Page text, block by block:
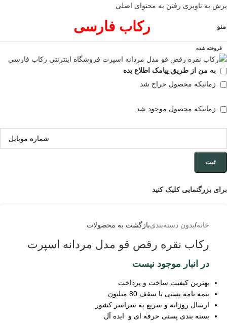
پرش به ناوبری رفتن به محتوای اصلی
منو رکاب فارسی
فروخته شده
به من از طریق پیامک اطلاع بده
زمانیکه محصول حراج شد
زمانیکه محصول موجود شد
ثبت
برای بزرگنمایی کلیک کنید
خانه/بدون دسته‌بندیبازگشت به محصولات
رکاب نقره رقص قو مدل مردانه اسپرت
در انبار موجود نیست
بهترین کیفیت ساخت و پرداخت
بیمه نامه پستی تا سقف 80 میلیون
ارسال روزانه و سریع به سراسر کشور
بسته بندی پستی حرفه ای و ایده آل